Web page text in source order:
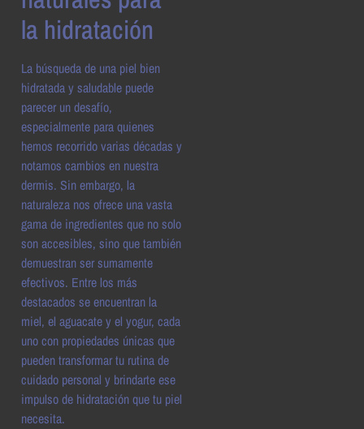
la hidratación
La búsqueda de una piel bien
hidratada y saludable puede
parecer un desafío,
especialmente para quienes
hemos recorrido varias décadas y
notamos cambios en nuestra
dermis. Sin embargo, la
naturaleza nos ofrece una vasta
gama de ingredientes que no solo
son accesibles, sino que también
demuestran ser sumamente
efectivos. Entre los más
destacados se encuentran la
miel, el aguacate y el yogur, cada
uno con propiedades únicas que
pueden transformar tu rutina de
cuidado personal y brindarte ese
impulso de hidratación que tu piel
necesita.